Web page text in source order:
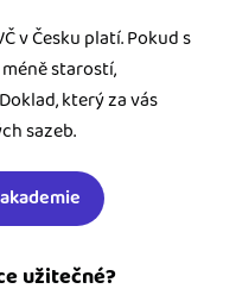
v Česku platí. Pokud s
starostí,
který za vás
sazeb.
užitečné?